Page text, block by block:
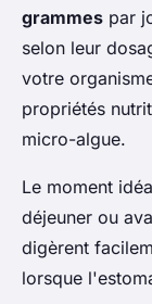
grammes par
selon leur
votre
propriétés
micro-algue.
Le moment
déjeuner ou
digèrent
lorsque